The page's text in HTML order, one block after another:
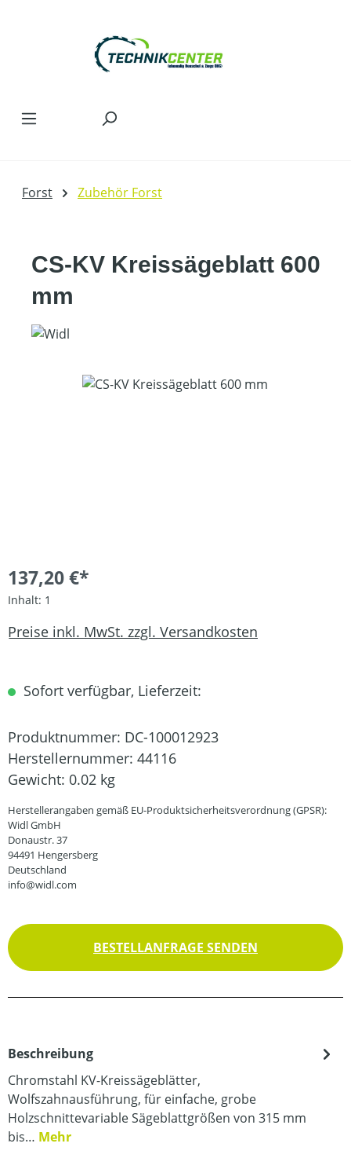
Forst Zubehör Forst
CS-KV Kreissägeblatt 600
mm
Bildergalerie überspringen
137,20 €*
Inhalt: 1
Preise inkl. MwSt. zzgl. Versandkosten
Sofort verfügbar, Lieferzeit:
Produktnummer: DC-100012923
Herstellernummer: 44116
Gewicht: 0.02 kg
Herstellerangaben gemäß EU-Produktsicherheitsverordnung (GPSR):
Widl GmbH
Donaustr. 37
94491 Hengersberg
Deutschland
info@widl.com
BESTELLANFRAGE SENDEN
Beschreibung
Chromstahl KV-Kreissägeblätter,
Wolfszahnausführung, für einfache, grobe
Holzschnittevariable Sägeblattgrößen von 315 mm
bis… Mehr